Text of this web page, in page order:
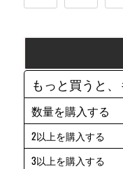
もっと買うと、
数量を購入する
2以上を購入する
3以上を購入する